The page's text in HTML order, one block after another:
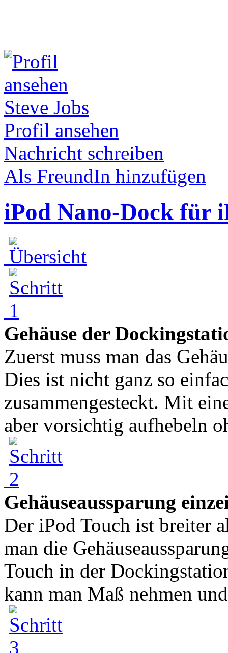
Steve Jobs
Profil ansehen
Nachricht schreiben
Als FreundIn hinzufügen
iPod Nano-Dock für
Gehäuse der
Zuerst muss man das
Dies ist nicht ganz so
zusammengesteckt. Mit
aber vorsichtig aufhebeln
Gehäuseaussparung
Der iPod Touch ist breiter
man die
Touch in der
kann man Maß nehmen